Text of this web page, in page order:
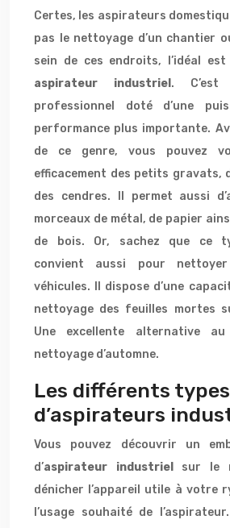
Certes, les aspirateurs
pas le nettoyage d’un chantier
sein de ces endroits, l’idéal
aspirateur industriel . C’est
professionnel doté d’une
performance plus importante.
de ce genre, vous pouvez
efficacement des petits gravats,
des cendres. Il permet aussi
morceaux de métal, de papier
de bois. Or, sachez que ce
convient aussi pour
véhicules. Il dispose d’une
nettoyage des feuilles mortes
Une excellente alternative
nettoyage d’automne.
Les différents types
d’aspirateurs
Vous pouvez découvrir un
d’aspirateur industriel sur le
dénicher l’appareil utile à votre
l’usage souhaité de